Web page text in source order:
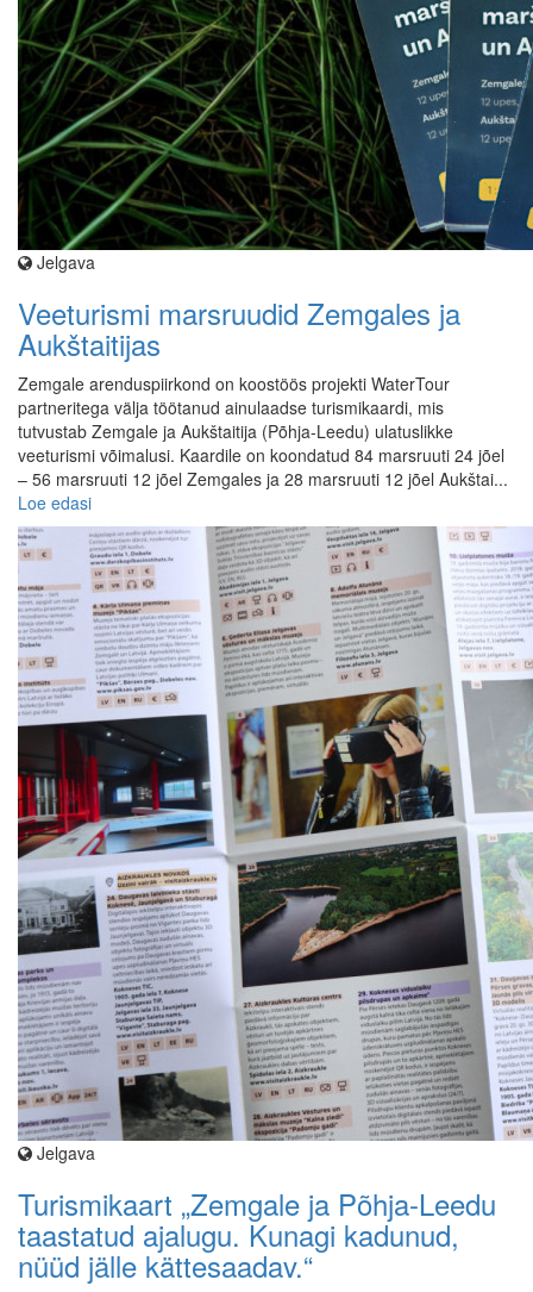
Jelgava
Veeturismi marsruudid Zemgales ja
Aukštaitijas
Zemgale arenduspiirkond on koostöös projekti WaterTour
partneritega välja töötanud ainulaadse turismikaardi, mis
tutvustab Zemgale ja Aukštaitija (Põhja-Leedu) ulatuslikke
veeturismi võimalusi. Kaardile on koondatud 84 marsruuti 24 jõel
– 56 marsruuti 12 jõel Zemgales ja 28 marsruuti 12 jõel Aukštai...
Loe edasi
Jelgava
Turismikaart „Zemgale ja Põhja-Leedu
taastatud ajalugu. Kunagi kadunud,
nüüd jälle kättesaadav.“